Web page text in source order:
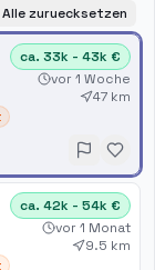
Alle zuruecksetzen
ca. 33k - 43k €
vor 1 Woche
47 km
ca. 42k - 54k €
vor 1 Monat
9.5 km